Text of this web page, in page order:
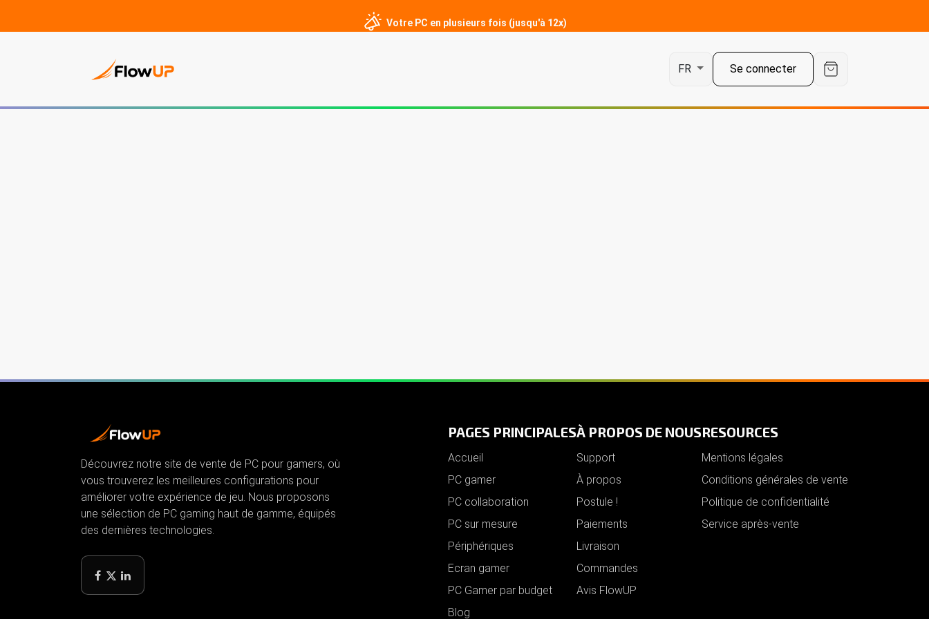
Votre PC en plusieurs fois (jusqu'à 12x)
FR Se connecter
Découvrez notre site de vente de PC pour gamers, où
vous trouverez les meilleures configurations pour
améliorer votre expérience de jeu. Nous proposons
une sélection de PC gaming haut de gamme, équipés
des dernières technologies.
PAGES PRINCIPALES
Accueil
PC gamer
PC collaboration
PC sur mesure
Périphériques
Ecran gamer
PC Gamer par budget
Blog
À PROPOS DE NOUS
Support
À propos
Postule !
Paiements
Livraison
Commandes
Avis FlowUP
RESOURCES
Mentions légales
Conditions générales de vente
Politique de confidentialité
Service après-vente